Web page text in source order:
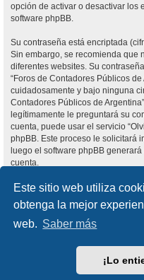
Este sitio web utiliza
obtenga la mejor
web. Saber más
¡Lo
opción de activar o desactivar los
software phpBB.
Su contraseña está encriptada
Sin embargo, se recomienda que
diferentes websites. Su
“Foros de Contadores Públicos
cuidadosamente y bajo ninguna
Contadores Públicos de
legítimamente le preguntará su
cuenta, puede usar el servicio
phpBB. Este proceso le solicitará
luego el software phpBB
cuenta.
Desarrollado por
® Forum
Traducción al español porphpBB España
Condiciones